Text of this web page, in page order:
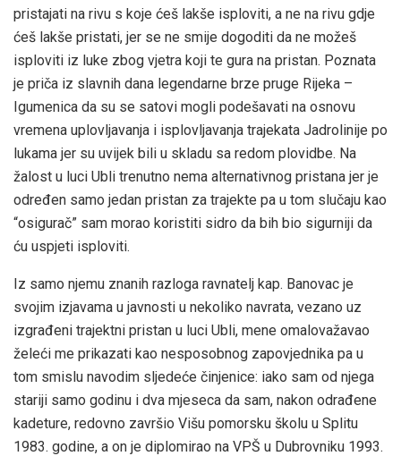
pristajati na rivu s koje ćeš lakše isploviti, a ne na rivu gdje
ćeš lakše pristati, jer se ne smije dogoditi da ne možeš
isploviti iz luke zbog vjetra koji te gura na pristan. Poznata
je priča iz slavnih dana legendarne brze pruge Rijeka –
Igumenica da su se satovi mogli podešavati na osnovu
vremena uplovljavanja i isplovljavanja trajekata Jadrolinije po
lukama jer su uvijek bili u skladu sa redom plovidbe. Na
žalost u luci Ubli trenutno nema alternativnog pristana jer je
određen samo jedan pristan za trajekte pa u tom slučaju kao
“osigurač” sam morao koristiti sidro da bih bio sigurniji da
ću uspjeti isploviti.
Iz samo njemu znanih razloga ravnatelj kap. Banovac je
svojim izjavama u javnosti u nekoliko navrata, vezano uz
izgrađeni trajektni pristan u luci Ubli, mene omalovažavao
želeći me prikazati kao nesposobnog zapovjednika pa u
tom smislu navodim sljedeće činjenice: iako sam od njega
stariji samo godinu i dva mjeseca da sam, nakon odrađene
kadeture, redovno završio Višu pomorsku školu u Splitu
1983. godine, a on je diplomirao na VPŠ u Dubrovniku 1993.